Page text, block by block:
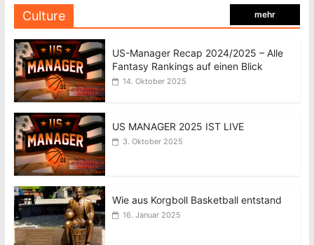
Culture mehr
US-Manager Recap 2024/2025 – Alle
Fantasy Rankings auf einen Blick
14. Oktober 2025
US MANAGER 2025 IST LIVE
3. Oktober 2025
Wie aus Korgboll Basketball entstand
16. Januar 2025